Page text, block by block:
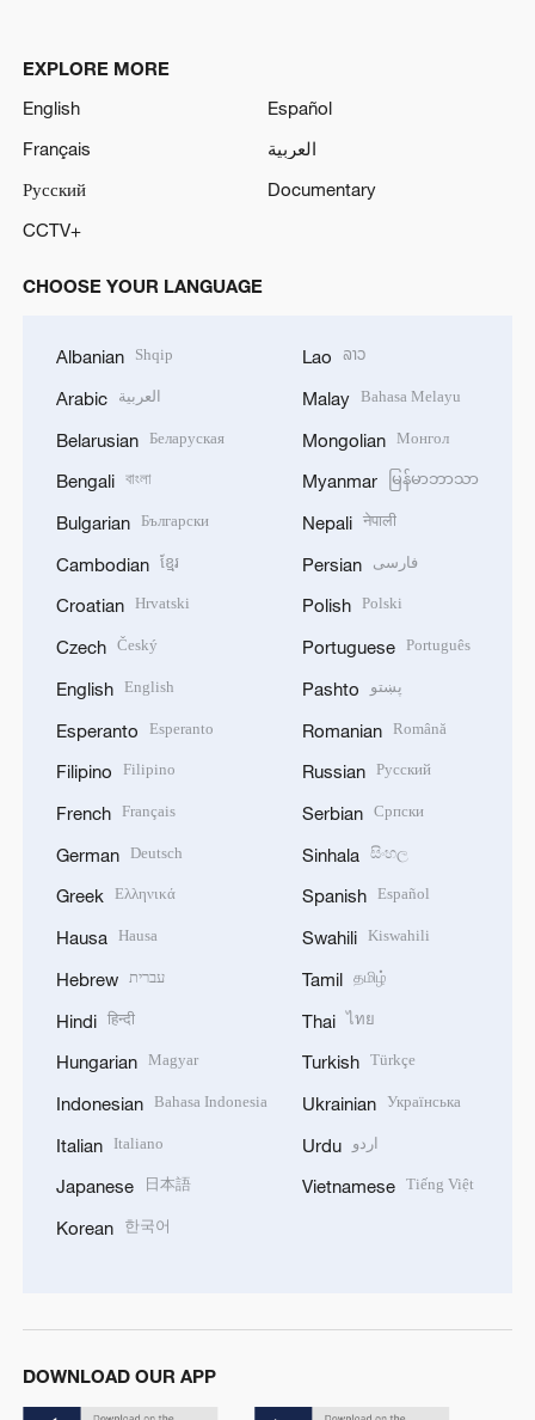
EXPLORE MORE
English
Español
Français
العربية
Русский
Documentary
CCTV+
CHOOSE YOUR LANGUAGE
Albanian Shqip
Arabic العربية
Belarusian Беларуская
Bengali বাংলা
Bulgarian Български
Cambodian ខ្មែរ
Croatian Hrvatski
Czech Český
English English
Esperanto Esperanto
Filipino Filipino
French Français
German Deutsch
Greek Ελληνικά
Hausa Hausa
Hebrew עברית
Hindi हिन्दी
Hungarian Magyar
Indonesian Bahasa Indonesia
Italian Italiano
Japanese 日本語
Korean 한국어
Lao ລາວ
Malay Bahasa Melayu
Mongolian Монгол
Myanmar မြန်မာဘာသာ
Nepali नेपाली
Persian فارسی
Polish Polski
Portuguese Português
Pashto پښتو
Romanian Română
Russian Русский
Serbian Српски
Sinhala සිංහල
Spanish Español
Swahili Kiswahili
Tamil தமிழ்
Thai ไทย
Turkish Türkçe
Ukrainian Українська
Urdu اردو
Vietnamese Tiếng Việt
DOWNLOAD OUR APP